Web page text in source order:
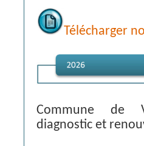
Télécharger
Commune de
diagnostic et